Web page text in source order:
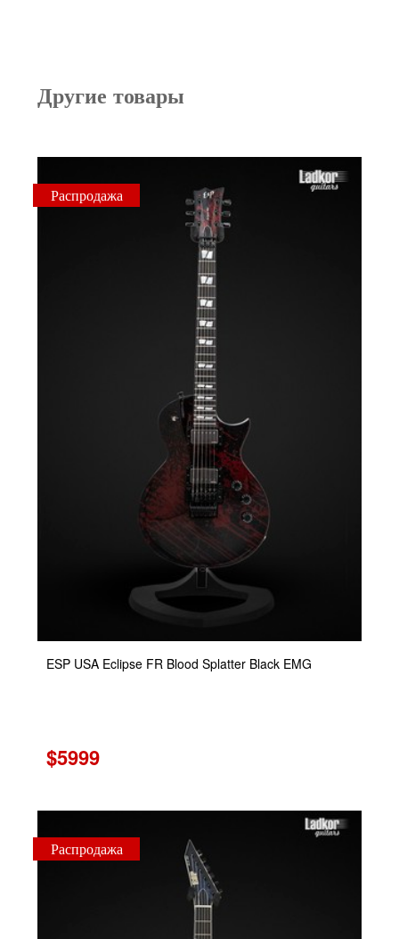
Другие товары
Распродажа
ESP USA Eclipse FR Blood Splatter Black EMG
$5999
Распродажа